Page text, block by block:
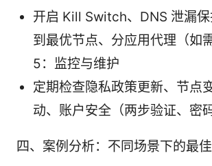
开启 Kill Switch、DNS 泄漏
到最优节点、分应用代理（如
5：监控与维护
定期检查隐私政策更新、节点
动、账户安全（两步验证、密
四、案例分析：不同场景下的最